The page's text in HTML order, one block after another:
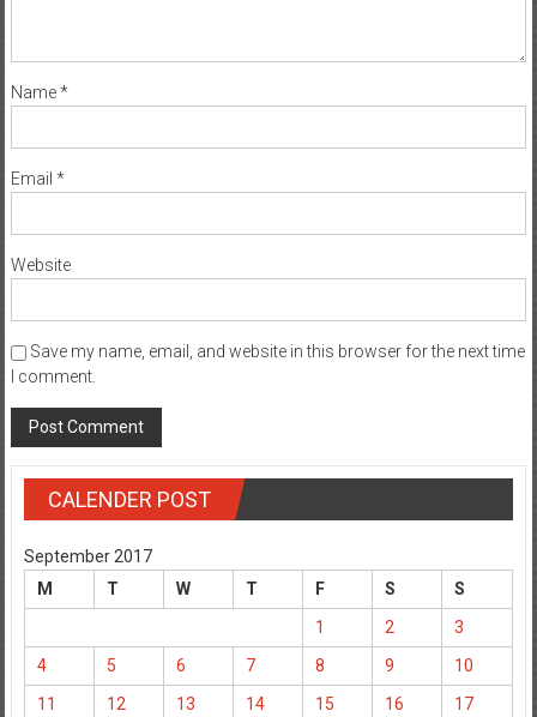
Name*
Email *
Website
Save my name, email, and website in this browser for the next time
I comment.
CALENDER POST
September 2017
M
T W T F S
S
1
2
3
4
5 6 7 8 9
10
11
12 13 14 15 16 17